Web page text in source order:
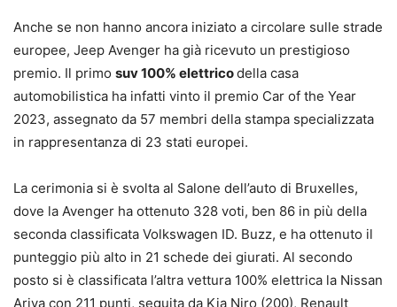
Anche se non hanno ancora iniziato a circolare sulle strade
europee, Jeep Avenger ha già ricevuto un prestigioso
premio. Il primo suv 100% elettricodella casa
automobilistica ha infatti vinto il premio Car of the Year
2023, assegnato da 57 membri della stampa specializzata
in rappresentanza di 23 stati europei.
La cerimonia si è svolta al Salone dell’auto di Bruxelles,
dove la Avenger ha ottenuto 328 voti, ben 86 in più della
seconda classificata Volkswagen ID. Buzz, e ha ottenuto il
punteggio più alto in 21 schede dei giurati. Al secondo
posto si è classificata l’altra vettura 100% elettrica la Nissan
Ariya con 211 punti, seguita da Kia Niro (200), Renault